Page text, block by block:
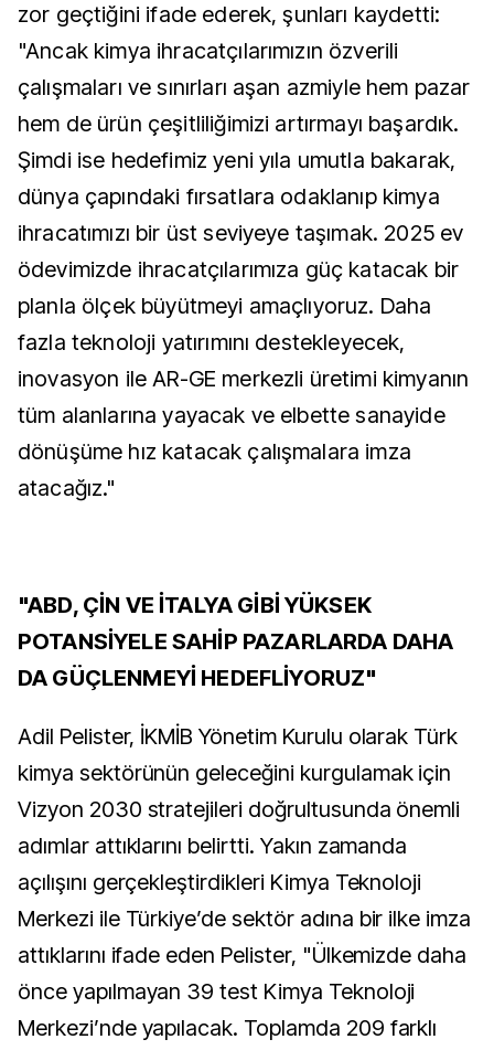
zor geçtiğini ifade ederek, şunları kaydetti:
"Ancak kimya ihracatçılarımızın özverili
çalışmaları ve sınırları aşan azmiyle hem pazar
hem de ürün çeşitliliğimizi artırmayı başardık.
Şimdi ise hedefimiz yeni yıla umutla bakarak,
dünya çapındaki fırsatlara odaklanıp kimya
ihracatımızı bir üst seviyeye taşımak. 2025 ev
ödevimizde ihracatçılarımıza güç katacak bir
planla ölçek büyütmeyi amaçlıyoruz. Daha
fazla teknoloji yatırımını destekleyecek,
inovasyon ile AR-GE merkezli üretimi kimyanın
tüm alanlarına yayacak ve elbette sanayide
dönüşüme hız katacak çalışmalara imza
atacağız."
"ABD, ÇİN VE İTALYA GİBİ YÜKSEK
POTANSİYELE SAHİP PAZARLARDA DAHA
DA GÜÇLENMEYİ HEDEFLİYORUZ"
Adil Pelister, İKMİB Yönetim Kurulu olarak Türk
kimya sektörünün geleceğini kurgulamak için
Vizyon 2030 stratejileri doğrultusunda önemli
adımlar attıklarını belirtti. Yakın zamanda
açılışını gerçekleştirdikleri Kimya Teknoloji
Merkezi ile Türkiye’de sektör adına bir ilke imza
attıklarını ifade eden Pelister, "Ülkemizde daha
önce yapılmayan 39 test Kimya Teknoloji
Merkezi’nde yapılacak. Toplamda 209 farklı